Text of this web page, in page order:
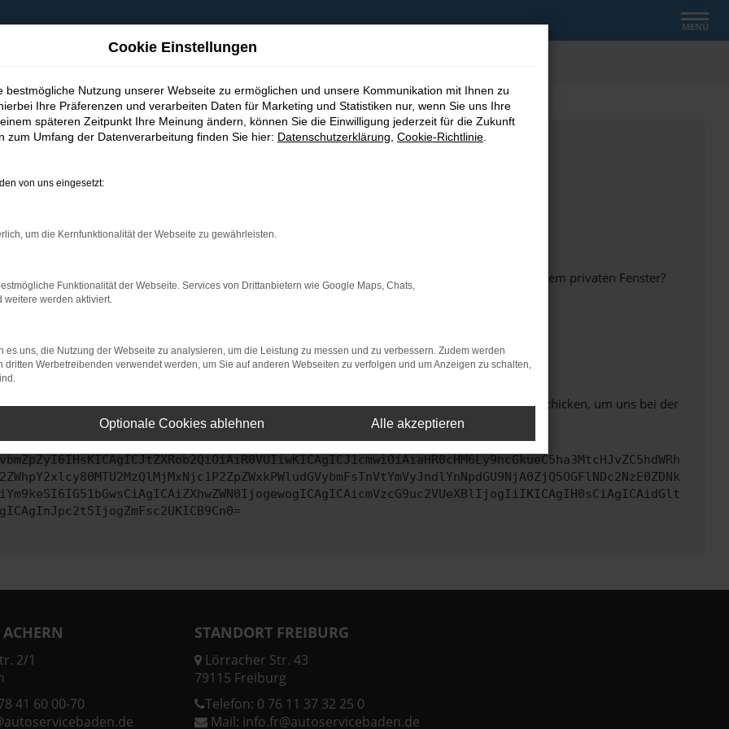
MENÜ
bestimmter Seiten verhindern. Funktioniert die Seite in einem anderen Browser oder in einem privaten Fenster?
beheben.
auf dem neuesten Stand sind.
kann auch dazu führen, dass bestimmte Funktionen nicht mehr unterstützt werden.
uns bitte. Wir werden versuchen, das Problem zu beheben. Du kannst uns diesen Text schicken, um uns bei der
2/1
41 60 00-70
STANDORT FREIBURG
Lörracher Str. 43
79115 Freiburg
Telefon: 0 76 11 37 32 25 0
Mail: info.fr@autoservicebaden.de
Cookie Einstellungen
bestmögliche Nutzung unserer Webseite zu ermöglichen und unsere Kommunikation mit Ihnen zu
Ihre Präferenzen und verarbeiten Daten für Marketing und Statistiken nur, wenn Sie uns Ihre
späteren Zeitpunkt Ihre Meinung ändern, können Sie die Einwilligung jederzeit für die Zukunft
zum Umfang der Datenverarbeitung finden Sie hier: Datenschutzerklärung Cookie-Richtlinie
von uns eingesetzt:
um die Kernfunktionalität der Webseite zu gewährleisten.
Funktionalität der Webseite. Services von Drittanbietern wie Google Maps, Chats,
weitere werden aktiviert.
es uns, die Nutzung der Webseite zu analysieren, um die Leistung zu messen und zu verbessern. Zudem werden
dritten Werbetreibenden verwendet werden, um Sie auf anderen Webseiten zu verfolgen und um Anzeigen zu schalten,
Optionale Cookies ablehnen Alle akzeptieren